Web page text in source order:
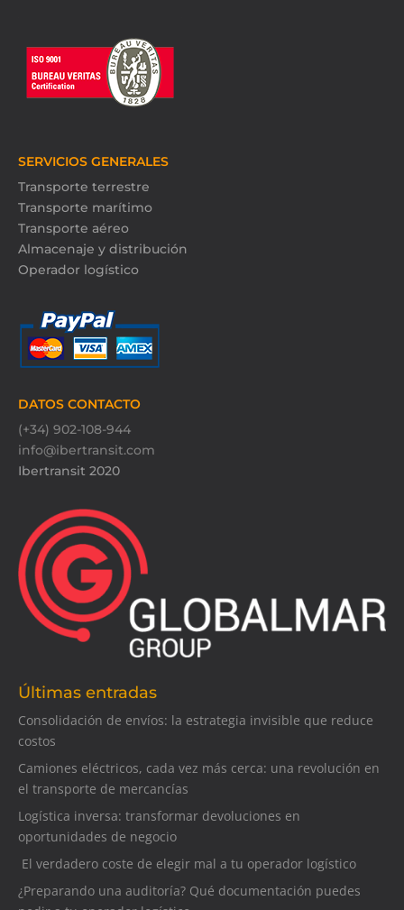
SERVICIOS GENERALES
Transporte terrestre
Transporte marítimo
Transporte aéreo
Almacenaje y distribución
Operador logístico
DATOS CONTACTO
(+34) 902-108-944
info@ibertransit.com
Ibertransit 2020
Últimas entradas
Consolidación de envíos: la estrategia invisible que reduce
costos
Camiones eléctricos, cada vez más cerca: una revolución en
el transporte de mercancías
Logística inversa: transformar devoluciones en
oportunidades de negocio
El verdadero coste de elegir mal a tu operador logístico
¿Preparando una auditoría? Qué documentación puedes